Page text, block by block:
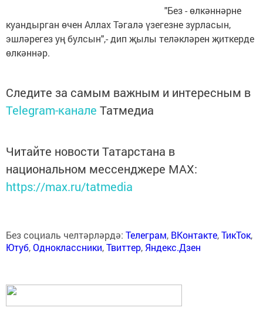
"Без - өлкәннәрне
куандырган өчен Аллах Тәгалә үзегезне зурласын,
эшләрегез уң булсын",- дип җылы теләкләрен җиткерде
өлкәннәр.
Следите за самым важным и интересным в
Telegram-канале Татмедиа
Читайте новости Татарстана в
национальном мессенджере MАХ:
https://max.ru/tatmedia
Без социаль челтәрләрдә: Телеграм, ВКонтакте,ТикТок,
Ютуб,Одноклассники,Твиттер, Яндекс.Дзен